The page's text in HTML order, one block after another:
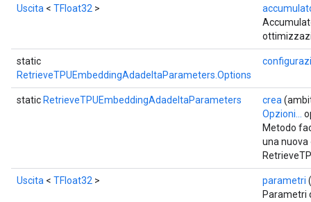
Uscita < TFloat32 >
static
RetrieveTPUEmbeddingAdadeltaParameters.Options
static RetrieveTPUEmbeddingAdadeltaParameters crea
Opzioni...
Metodo
una
Uscita < TFloat32 > parametri
Parametri